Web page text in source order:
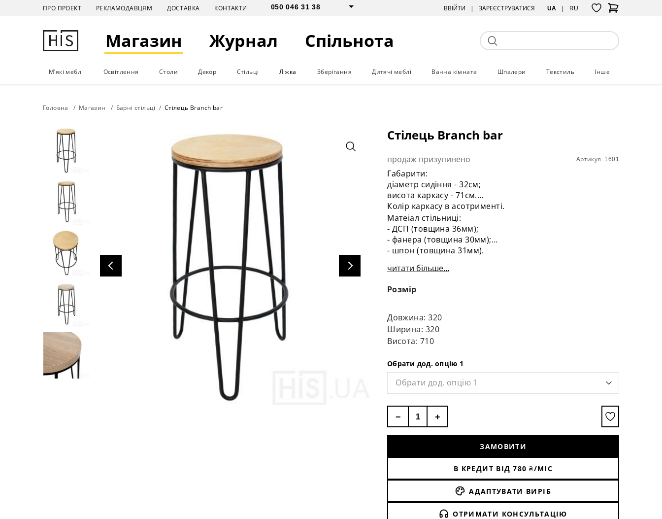
ПРО ПРОЕКТ РЕКЛАМОДАВЦЯМ ДОСТАВКА КОНТАКТИ 050 046 31 38 ВВІЙТИ ЗАРЕЄСТРУВАТИСЯ UA RU
Магазин Журнал Спільнота
М'які меблі Освітлення Столи Декор Стільці Ліжка Зберігання Дитячі меблі Ванна кімната Шпалери Текстиль Інше
Головна Магазин Барні стільці Стілець Branch bar
Стілець Branch bar
Артикул: 1601
продаж призупинено
Габарити:
діаметр сидіння - 32см;
висота каркасу - 71см.
Колір каркасу в асотрименті.
Матеіал стільниці:
- ДСП (товщина 36мм);
- фанера (товщина 30мм);
- шпон (товщина 31мм).
читати більше...
Розмір
Довжина: 320
Ширина: 320
Висота: 710
Обрати дод. опцію 1
Обрати дод. опцію 1
− +
ЗАМОВИТИ
В КРЕДИТ ВІД 780 ₴/МІС
АДАПТУВАТИ ВИРІБ
ОТРИМАТИ КОНСУЛЬТАЦІЮ